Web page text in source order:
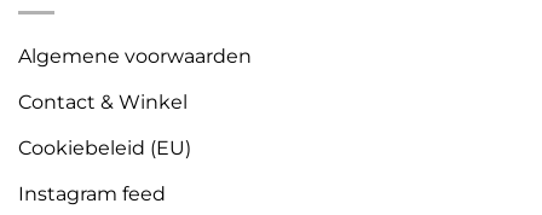
Algemene voorwaarden
Contact & Winkel
Cookiebeleid (EU)
Instagram feed